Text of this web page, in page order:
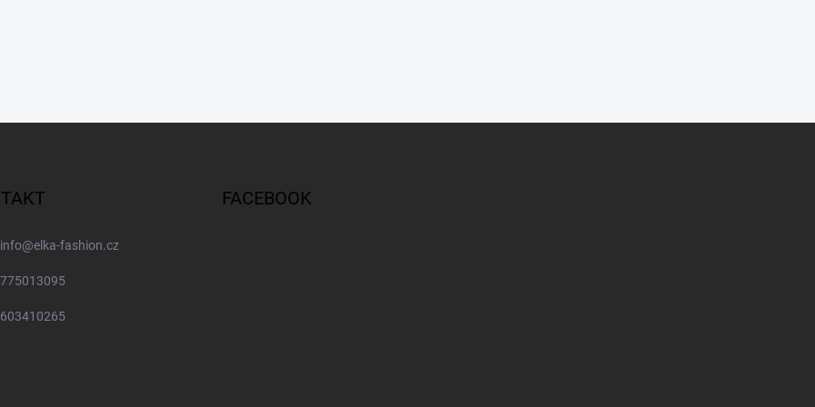
info@elka-fashion.cz
775013095
603410265
FACEBOOK